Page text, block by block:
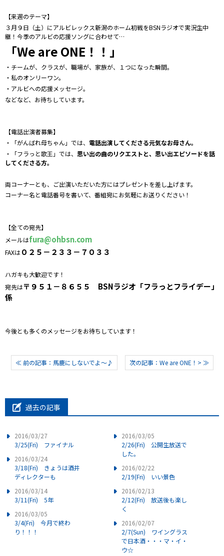
【来週のテーマ】
３月９日（土）にアルビレックス新潟のホーム初戦をBSNラジオで実況生中
継！今季のアルビの応援ソングに合わせて…
「We are ONE！！」
・チームが、クラスが、職場が、家族が、１つになった瞬間。
・私のオンリーワン。
・アルビへの応援メッセージ。
などなど、お待ちしています。
【電話出演者募集】
・「がんばれ母ちゃん」では、 電話出演してくださる元気なお母さん。
・「フラっと歌王」では、 思い出の曲のリクエストと、思い出エピソードを話
してくださる方。
両コーナーとも、ご出演いただいた方にはプレゼントを差し上げます。
コーナー名と電話番号を書いて、番組宛にお気軽にお送りください！
【全ての宛先】
メールはfura@ohbsn.com
FAXは０２５－２３３－７０３３
ハガキも大歓迎です！
宛先は〒９５１－８６５５ BSNラジオ「フラっとフライデー」
係
今後とも多くのメッセージをお待ちしています！
≪ 前の記事：馬鹿にしないでよ～♪ 次の記事：We are ONE！> ≫
過去の記事
2016/03/27
3/25(Fri) ファイナル
2016/03/24
3/18(Fri) きょうは酒井
ディレクターも
2016/03/14
3/11(Fri) 5年
2016/03/05
3/4(Fri) 今月で終わ
り！！！
2016/03/05
2/26(Fri) 公開生放送で
した。
2016/02/22
2/19(Fri) いい景色
2016/02/13
2/12(Fri) 放送後も楽し
く
2016/02/07
2/7(Sun) ワイングラス
で日本酒・・・マ・イ・
ウ☆